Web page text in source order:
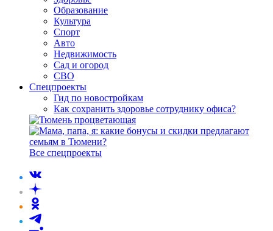
Образование
Культура
Спорт
Авто
Недвижимость
Сад и огород
СВО
Спецпроекты
Гид по новостройкам
Как сохранить здоровье сотруднику офиса?
Все спецпроекты